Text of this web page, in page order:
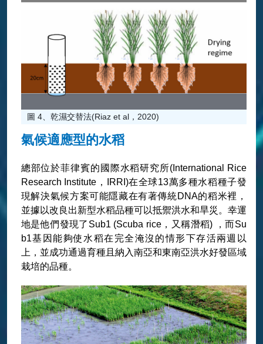
圖 4、乾濕交替法(Riaz et al，2020)
氣候適應型的水稻
總部位於菲律賓的國際水稻研究所(International Rice
Research Institute，IRRI)在全球13萬多種水稻種子發
現解決氣候方案可能隱藏在有著傳統DNA的稻米裡，
並據以改良出新型水稻品種可以抵禦洪水和旱災。幸運
地是他們發現了Sub1 (Scuba rice，又稱潛稻) ，而Su
b1基因能夠使水稻在完全淹沒的情形下存活兩週以
上，並成功通過育種且納入南亞和東南亞洪水好發區域
栽培的品種。